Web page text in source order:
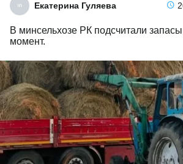
Екатерина Гуляева
В минсельхозе РК подсчитали
момент.